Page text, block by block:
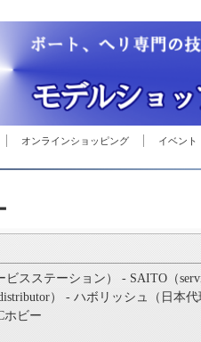
オンラインショッピング イベント
ビスステーション） - SAITO（
distributor） - ハボリッシュ（日本
ホビー